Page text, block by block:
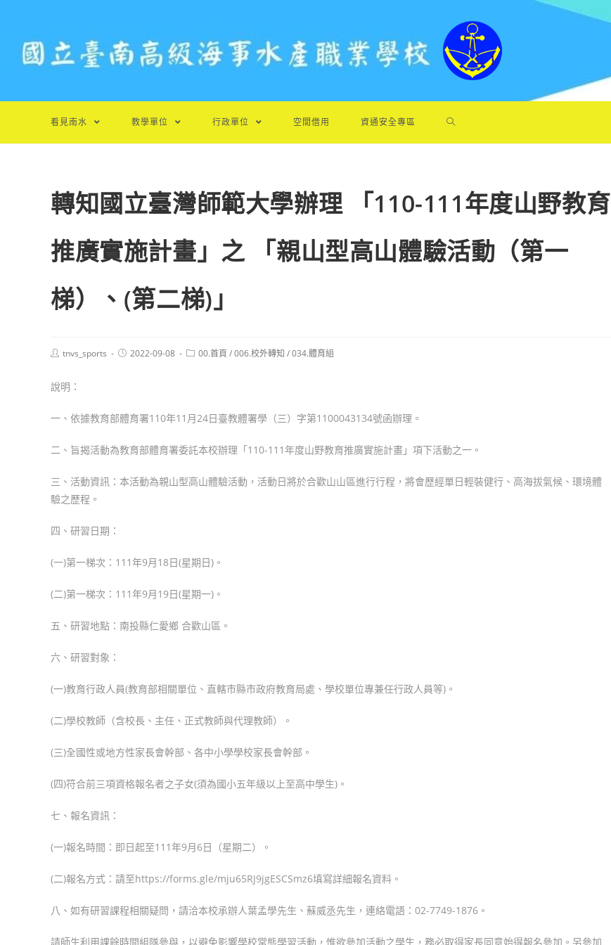
看見南水 教學單位 行政單位 空間借用 資通安全專區
轉知國立臺灣師範大學辦理 「110-111年度山野教育
推廣實施計畫」之 「親山型高山體驗活動（第一
梯）、(第二梯)」
Posttnvs_sports
Post2022-09-08
Post00.首頁 /006.校外轉知 /034.體育組
說明：
一、依據教育部體育署110年11月24日臺教體署學（三）字第1100043134號函辦理。
二、旨揭活動為教育部體育署委託本校辦理「110-111年度山野教育推廣實施計畫」項下活動之一。
三、活動資訊：本活動為親山型高山體驗活動，活動日將於合歡山山區進行行程，將會歷經單日輕裝健行、高海拔氣候、環境體
驗之歷程。
四、研習日期：
(一)第一梯次：111年9月18日(星期日)。
(二)第一梯次：111年9月19日(星期一)。
五、研習地點：南投縣仁愛鄉 合歡山區。
六、研習對象：
(一)教育行政人員(教育部相關單位、直轄市縣市政府教育局處、學校單位專兼任行政人員等)。
(二)學校教師（含校長、主任、正式教師與代理教師）。
(三)全國性或地方性家長會幹部、各中小學學校家長會幹部。
(四)符合前三項資格報名者之子女(須為國小五年級以上至高中學生)。
七、報名資訊：
(一)報名時間：即日起至111年9月6日（星期二）。
(二)報名方式：請至https://forms.gle/mju65RJ9jgESCSmz6填寫詳細報名資料。
八、如有研習課程相關疑問，請洽本校承辦人葉孟學先生、蘇威丞先生，連絡電語：02-7749-1876。
請師生利用課餘時間組隊參與，以避免影響學校常態學習活動，惟欲參加活動之學生，務必取得家長同意始得報名參加。另參加